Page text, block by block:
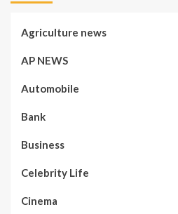
Agriculture news
AP NEWS
Automobile
Bank
Business
Celebrity Life
Cinema